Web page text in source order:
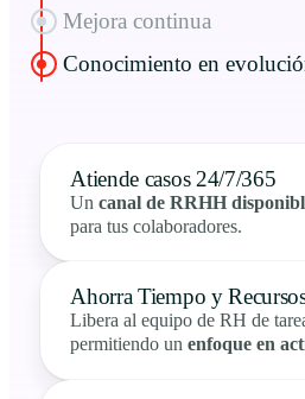
Mejora continua
Conocimiento en
Atiende casos 24/7/365
Uncanal de RRHH
para tus colaboradores.
Ahorra Tiempo y
Libera al equipo de RH de
permitiendo unenfoque en